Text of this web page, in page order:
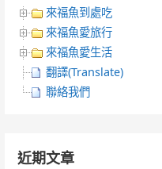
來福魚到處吃
來福魚愛旅行
來福魚愛生活
翻譯(Translate)
聯絡我們
近期文章